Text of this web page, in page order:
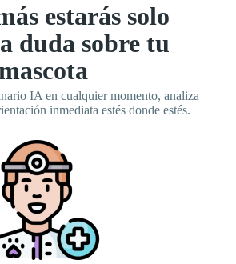
estarás solo
duda sobre tu
IA en cualquier momento, analiza
inmediata estés donde estés.